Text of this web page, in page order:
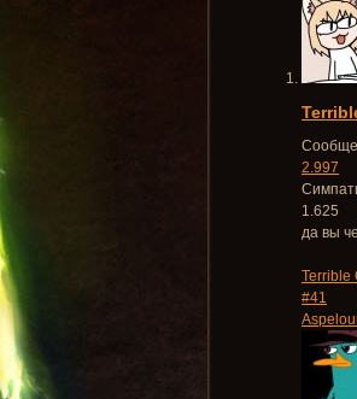
2.997
1.625
да вы
Terrible
#41